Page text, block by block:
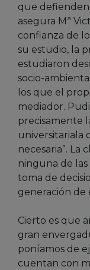
que
asegura Mª
confianza de
su estudio, la
estudiaron
socio-
los que el
mediador.
precisamente
universitariala
necesaria”. La
ninguna de
toma de
generación de
Cierto es que
gran
poníamos de
cuentan con